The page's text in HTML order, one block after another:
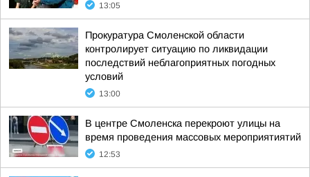
13:05
Прокуратура Смоленской области
контролирует ситуацию по ликвидации
последствий неблагоприятных погодных
условий
13:00
В центре Смоленска перекроют улицы на
время проведения массовых мероприятиятий
12:53